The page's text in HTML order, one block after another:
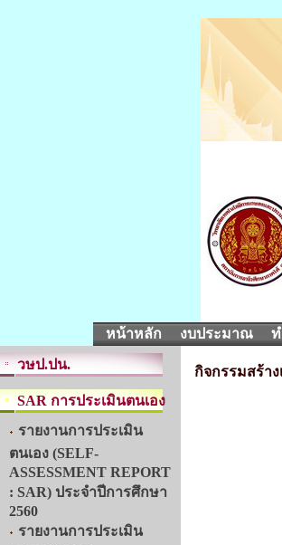
หน้าหลัก งบประมาณ ท
วษป.ปน.
SAR การประเมินตนเอง
รายงานการประเมิน
ตนเอง (SELF-
ASSESSMENT REPORT
: SAR) ประจำปีการศึกษา
2560
รายงานการประเมิน
กิจกรรมสร้า